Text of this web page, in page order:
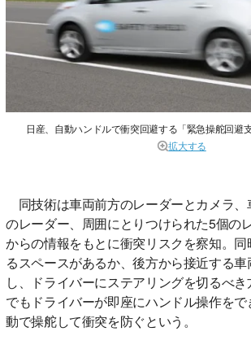
日産、自動ハンドルで衝突回避する「緊急操舵回避
拡大する
同技術は車両前方のレーダーとカメラ
のレーダー、周囲にとりつけられた5個の
からの情報をもとに衝突リスクを察知。
るスペースがあるか、後方から接近する
し、ドライバーにステアリングを切るべ
でもドライバーが即座にハンドル操作を
動で操舵して衝突を防ぐという。